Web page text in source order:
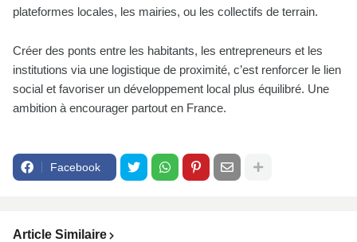
plateformes locales, les mairies, ou les collectifs de terrain.
Créer des ponts entre les habitants, les entrepreneurs et les
institutions via une logistique de proximité, c’est renforcer le lien
social et favoriser un développement local plus équilibré. Une
ambition à encourager partout en France.
Facebook
Article Similaire